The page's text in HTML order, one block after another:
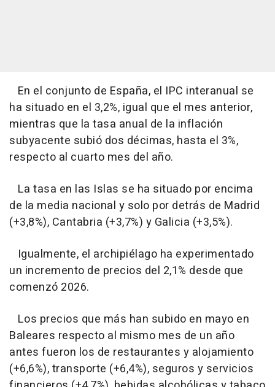
En el conjunto de España, el IPC interanual se
ha situado en el 3,2%, igual que el mes anterior,
mientras que la tasa anual de la inflación
subyacente subió dos décimas, hasta el 3%,
respecto al cuarto mes del año.
La tasa en las Islas se ha situado por encima
de la media nacional y solo por detrás de Madrid
(+3,8%), Cantabria (+3,7%) y Galicia (+3,5%).
Igualmente, el archipiélago ha experimentado
un incremento de precios del 2,1% desde que
comenzó 2026.
Los precios que más han subido en mayo en
Baleares respecto al mismo mes de un año
antes fueron los de restaurantes y alojamiento
(+6,6%), transporte (+6,4%), seguros y servicios